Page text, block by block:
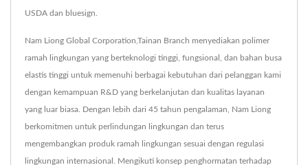
USDA dan bluesign.
Nam Liong Global Corporation,Tainan Branch menyediakan polimer
ramah lingkungan yang berteknologi tinggi, fungsional, dan bahan busa
elastis tinggi untuk memenuhi berbagai kebutuhan dari pelanggan kami
dengan kemampuan R&D yang berkelanjutan dan kualitas layanan
yang luar biasa. Dengan lebih dari 45 tahun pengalaman, Nam Liong
berkomitmen untuk perlindungan lingkungan dan terus
mengembangkan produk ramah lingkungan sesuai dengan regulasi
lingkungan internasional. Mengikuti konsep penghormatan terhadap